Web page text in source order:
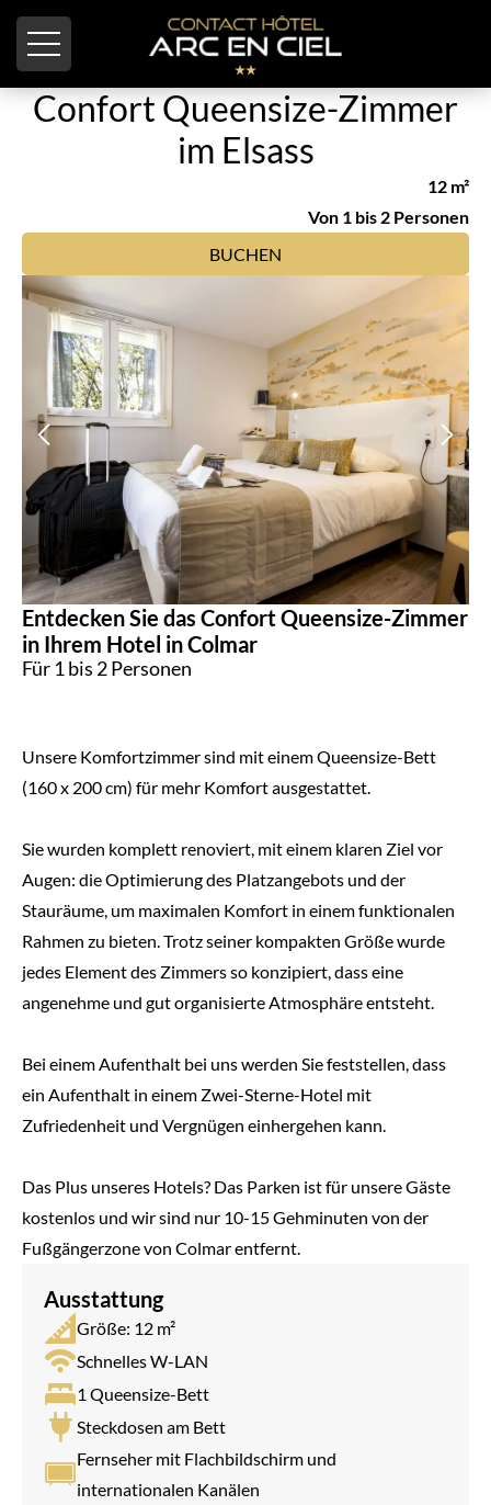
Confort Queensize-Zimmer
im Elsass
12 m²
Von 1 bis 2 Personen
BUCHEN
Entdecken Sie das Confort Queensize-Zimmer
in Ihrem Hotel in Colmar
Für 1 bis 2 Personen
Unsere Komfortzimmer sind mit einem Queensize-Bett
(160 x 200 cm) für mehr Komfort ausgestattet.
Sie wurden komplett renoviert, mit einem klaren Ziel vor
Augen: die Optimierung des Platzangebots und der
Stauräume, um maximalen Komfort in einem funktionalen
Rahmen zu bieten. Trotz seiner kompakten Größe wurde
jedes Element des Zimmers so konzipiert, dass eine
angenehme und gut organisierte Atmosphäre entsteht.
Bei einem Aufenthalt bei uns werden Sie feststellen, dass
ein Aufenthalt in einem Zwei-Sterne-Hotel mit
Zufriedenheit und Vergnügen einhergehen kann.
Das Plus unseres Hotels? Das Parken ist für unsere Gäste
kostenlos und wir sind nur 10-15 Gehminuten von der
Fußgängerzone von Colmar entfernt.
Ausstattung
Größe: 12 m²
Schnelles W-LAN
1 Queensize-Bett
Steckdosen am Bett
Fernseher mit Flachbildschirm und
internationalen Kanälen